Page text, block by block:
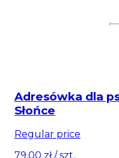
Adresówka dla
Słońce
Regular price
79,00 zł/ szt.